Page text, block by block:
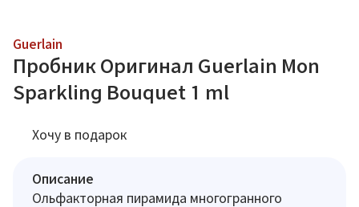
Guerlain
Пробник Оригинал Guerlain Mon
Sparkling Bouquet 1 ml
Хочу в подарок
Описание
Ольфакторная пирамида многогранного